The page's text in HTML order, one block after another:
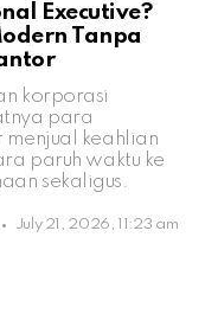
Executive?
Tanpa
korporasi
para
menjual keahlian
paruh waktu ke
sekaligus.
July 21, 2026, 11:23 am